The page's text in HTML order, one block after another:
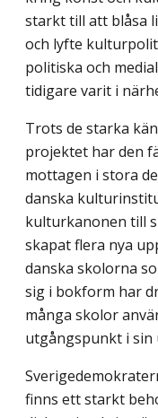
starkt till att blåsa
och lyfte
politiska och
tidigare varit i
Trots de starka
projektet har den
mottagen i stora
danska
kulturkanonen till
skapat flera nya
danska skolorna
sig i bokform har
många skolor
utgångspunkt i sin
finns ett starkt